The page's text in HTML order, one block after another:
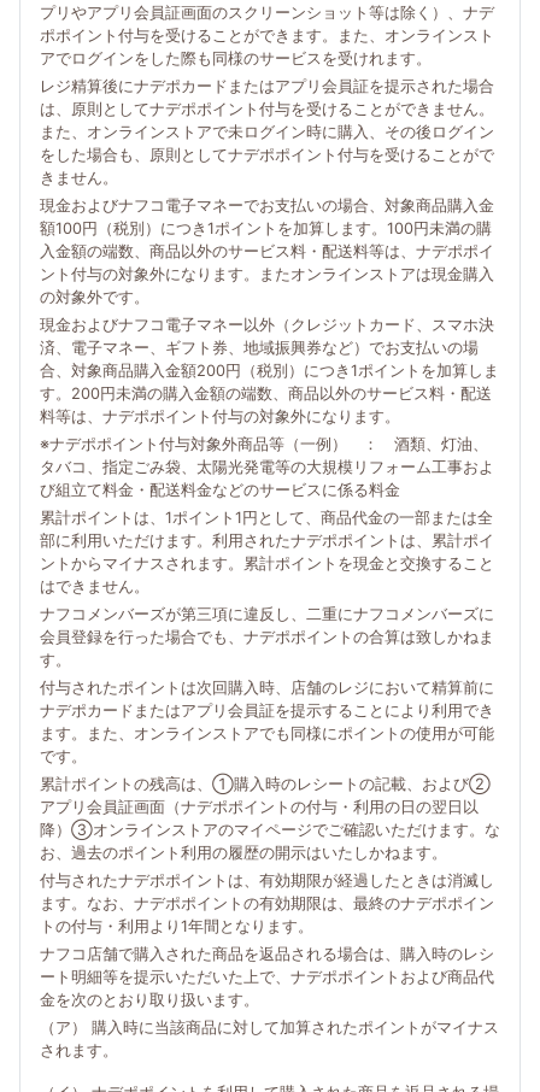
プリやアプリ会員証画面のスクリーンショット等は除く）、ナデ
ポポイント付与を受けることができます。また、オンラインスト
アでログインをした際も同様のサービスを受けれます。
レジ精算後にナデポカードまたはアプリ会員証を提示された場合
は、原則としてナデポポイント付与を受けることができません。
また、オンラインストアで未ログイン時に購入、その後ログイン
をした場合も、原則としてナデポポイント付与を受けることがで
きません。
現金およびナフコ電子マネーでお支払いの場合、対象商品購入金
額100円（税別）につき1ポイントを加算します。100円未満の購
入金額の端数、商品以外のサービス料・配送料等は、ナデポポイ
ント付与の対象外になります。またオンラインストアは現金購入
の対象外です。
現金およびナフコ電子マネー以外（クレジットカード、スマホ決
済、電子マネー、ギフト券、地域振興券など）でお支払いの場
合、対象商品購入金額200円（税別）につき1ポイントを加算しま
す。200円未満の購入金額の端数、商品以外のサービス料・配送
料等は、ナデポポイント付与の対象外になります。
※ナデポポイント付与対象外商品等（一例） ： 酒類、灯油、
タバコ、指定ごみ袋、太陽光発電等の大規模リフォーム工事およ
び組立て料金・配送料金などのサービスに係る料金
累計ポイントは、1ポイント1円として、商品代金の一部または全
部に利用いただけます。利用されたナデポポイントは、累計ポイ
ントからマイナスされます。累計ポイントを現金と交換すること
はできません。
ナフコメンバーズが第三項に違反し、二重にナフコメンバーズに
会員登録を行った場合でも、ナデポポイントの合算は致しかねま
す。
付与されたポイントは次回購入時、店舗のレジにおいて精算前に
ナデポカードまたはアプリ会員証を提示することにより利用でき
ます。また、オンラインストアでも同様にポイントの使用が可能
です。
累計ポイントの残高は、①購入時のレシートの記載、および②
アプリ会員証画面（ナデポポイントの付与・利用の日の翌日以
降）③オンラインストアのマイページでご確認いただけます。な
お、過去のポイント利用の履歴の開示はいたしかねます。
付与されたナデポポイントは、有効期限が経過したときは消滅し
ます。なお、ナデポポイントの有効期限は、最終のナデポポイン
トの付与・利用より1年間となります。
ナフコ店舗で購入された商品を返品される場合は、購入時のレシ
ート明細等を提示いただいた上で、ナデポポイントおよび商品代
金を次のとおり取り扱います。
（ア） 購入時に当該商品に対して加算されたポイントがマイナス
されます。